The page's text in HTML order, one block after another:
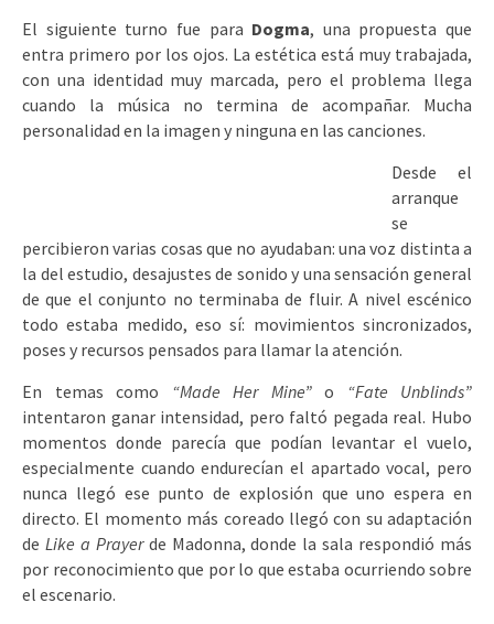
El siguiente turno fue para Dogma, una propuesta que
entra primero por los ojos. La estética está muy trabajada,
con una identidad muy marcada, pero el problema llega
cuando la música no termina de acompañar. Mucha
personalidad en la imagen y ninguna en las canciones.
Desde el
arranque
se
percibieron varias cosas que no ayudaban: una voz distinta a
la del estudio, desajustes de sonido y una sensación general
de que el conjunto no terminaba de fluir. A nivel escénico
todo estaba medido, eso sí: movimientos sincronizados,
poses y recursos pensados para llamar la atención.
En temas como
“Made Her Mine”o
“Fate Unblinds”
intentaron ganar intensidad, pero faltó pegada real. Hubo
momentos donde parecía que podían levantar el vuelo,
especialmente cuando endurecían el apartado vocal, pero
nunca llegó ese punto de explosión que uno espera en
directo. El momento más coreado llegó con su adaptación
de Like a Prayerde Madonna, donde la sala respondió más
por reconocimiento que por lo que estaba ocurriendo sobre
el escenario.